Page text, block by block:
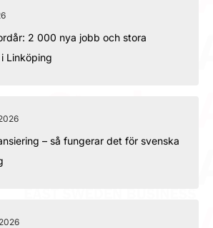
2 000 nya jobb och stora
Linköping
– så fungerar det för svenska